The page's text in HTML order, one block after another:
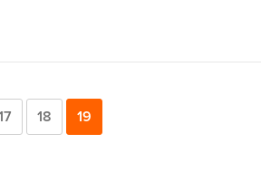
Pagina
18 Pagina
19